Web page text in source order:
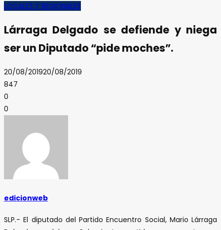
LOCALES Y REGIONALES
Lárraga Delgado se defiende y niega
ser un Diputado “pide moches”.
20/08/201920/08/2019
847
0
0
edicionweb
SLP.- El diputado del Partido Encuentro Social, Mario Lárraga